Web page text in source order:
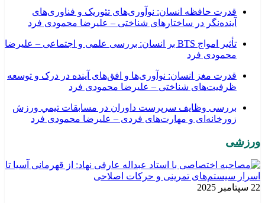
قدرت حافظه انسان: نوآوری‌های تئوریک و فناوری‌های
آینده‌نگر در ساختارهای شناختی – علیرضا محمودی فرد
تأثیر امواج BTS بر انسان: بررسی علمی و اجتماعی – علیرضا
محمودی فرد
قدرت مغز انسان: نوآوری‌ها و افق‌های آینده در درک و توسعه
ظرفیت‌های شناختی – علیرضا محمودی فرد
بررسی وظايف سرپرست داوران در مسابقات تیمي ورزش
زورخانه‌ای و مهارت‌های فردی – علیرضا محمودی فرد
ورزشی
22 سپتامبر 2025